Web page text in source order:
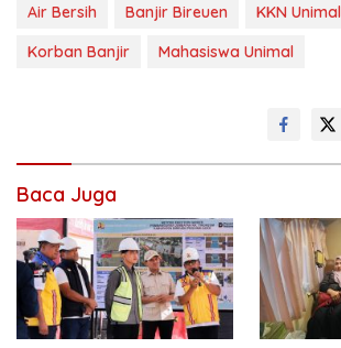
Air Bersih Banjir Bireuen
KKN Unimal
Korban Banjir
Mahasiswa Unimal
Baca Juga